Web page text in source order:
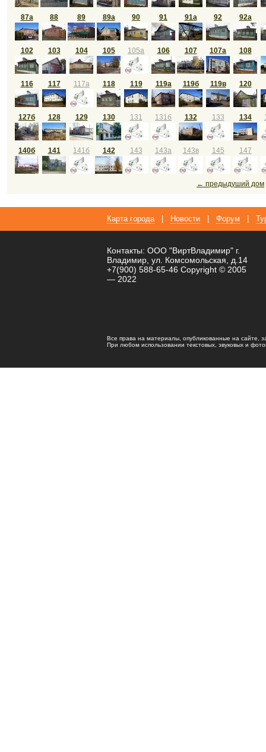
87а 88 89 89а 90 91 91а 92 92а
102 103 104 105 105а 106 107 107а 108
116 117 117а 118 119 119а 119б 119в 120
127б 128 129 130 131 131б 132 133 134
140б 141 141б 142 143 143а 143в 145 147
← предыдуший дом
Карта города Новости Форум
Контакты: ООО "ВиртВладимир" г.
Владимир, ул. Комсомольская, д.14
+7(900) 588-65-46 Copyright © 2005
— 2022
Все права на материалы, опубликованные на сайте,
При любом использовании текстовых, звуковых и